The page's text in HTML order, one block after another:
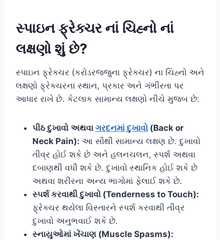
સ્પાઇન ફ્રેક્ચર નાં ચિહ્નો નાં
લક્ષણો શું છે?
સ્પાઇન ફ્રેક્ચર (કરોડરજ્જુના ફ્રેક્ચર) ના ચિહ્નો અને
લક્ષણો ફ્રેક્ચરના સ્થાન, પ્રકાર અને ગંભીરતા પર
આધાર રાખે છે. કેટલાક સામાન્ય લક્ષણો નીચે મુજબ છે:
પીઠ દુખાવો અથવાગરદનમાં દુખાવો(Back or
Neck Pain): આ સૌથી સામાન્ય લક્ષણ છે. દુખાવો
તીવ્ર હોઈ શકે છે અને હલનચલન, સ્પર્શ અથવા
દબાણથી વધી શકે છે. દુખાવો સ્થાનિક હોઈ શકે છે
અથવા શરીરના અન્ય ભાગોમાં ફેલાઈ શકે છે.
સ્પર્શ કરવાથી દુખાવો (Tenderness to Touch):
ફ્રેક્ચર થયેલા વિસ્તારને સ્પર્શ કરવાથી તીવ્ર
દુખાવો અનુભવાઈ શકે છે.
સ્નાયુઓમાં ખેંચાણ (Muscle Spasms):